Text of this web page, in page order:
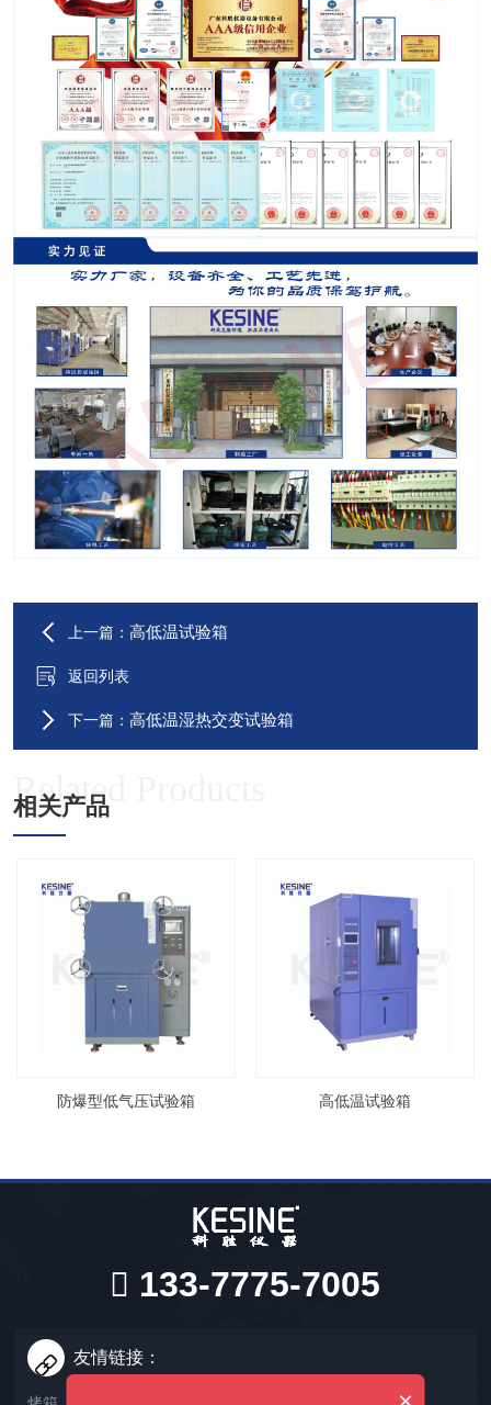
上一篇： 高低温试验箱
返回列表
下一篇： 高低温湿热交变试验箱
Related Products
相关产品
防爆型低气压试验箱 高低温试验箱
133-7775-7005
友情链接：